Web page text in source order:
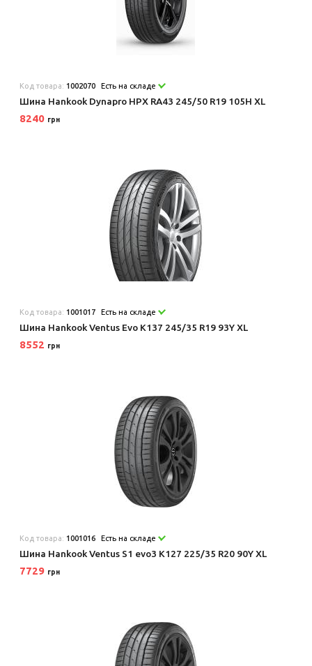
Код товара: 1002070 Есть на складе
Шина Hankook Dynapro HPX RA43 245/50 R19 105H XL
8240 грн
Код товара: 1001017 Есть на складе
Шина Hankook Ventus Evo K137 245/35 R19 93Y XL
8552 грн
Код товара: 1001016 Есть на складе
Шина Hankook Ventus S1 evo3 K127 225/35 R20 90Y XL
7729 грн